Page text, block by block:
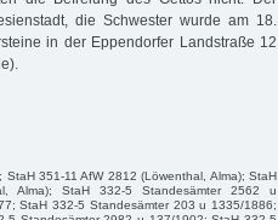
die Schwester wurde am 18.
in der Eppendorfer Landstraße 12
351-11 AfW 2812 (Löwenthal, Alma); StaH
Alma); StaH 332-5 Standesämter 2562 u
StaH 332-5 Standesämter 203 u 1335/1886;